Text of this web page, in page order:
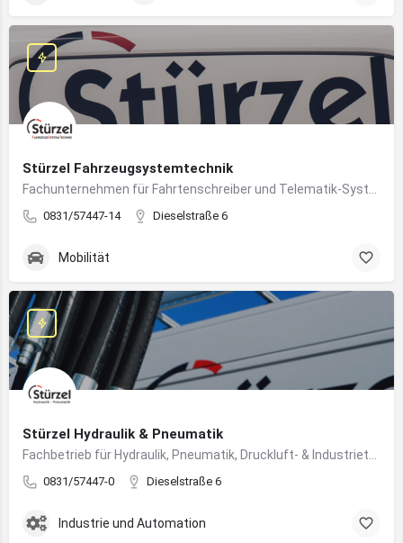
Stürzel Fahrzeugsystemtechnik
0831/57447-14 Dieselstraße 6
Mobilität
Stürzel Hydraulik & Pneumatik
0831/57447-0 Dieselstraße 6
Industrie und Automation